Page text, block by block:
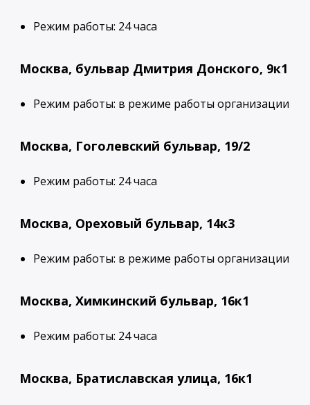
Режим работы: 24 часа
Москва, бульвар Дмитрия Донского, 9к1
Режим работы: в режиме работы организации
Москва, Гоголевский бульвар, 19/2
Режим работы: 24 часа
Москва, Ореховый бульвар, 14к3
Режим работы: в режиме работы организации
Москва, Химкинский бульвар, 16к1
Режим работы: 24 часа
Москва, Братиславская улица, 16к1